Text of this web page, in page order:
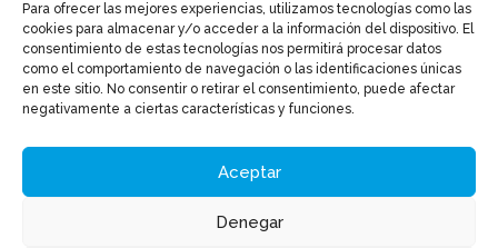
Para ofrecer las mejores experiencias, utilizamos tecnologías como las
cookies para almacenar y/o acceder a la información del dispositivo. El
consentimiento de estas tecnologías nos permitirá procesar datos
como el comportamiento de navegación o las identificaciones únicas
en este sitio. No consentir o retirar el consentimiento, puede afectar
negativamente a ciertas características y funciones.
Aceptar
Denegar
48340 Amorebieta, Bizkaia, Spain
 N 43º 14’ 10’’ W 2º 45’ 18’’
 info@cvprotection.com
(+34) 944 52 01 15